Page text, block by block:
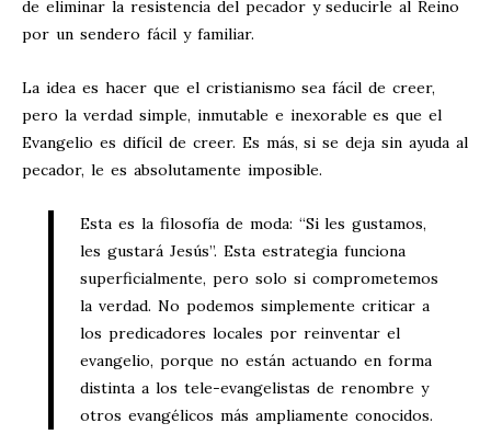
de eliminar la resistencia del pecador y seducirle al Reino
por un sendero fácil y familiar.
La idea es hacer que el cristianismo sea fácil de creer,
pero la verdad simple, inmutable e inexorable es que el
Evangelio es difícil de creer. Es más, si se deja sin ayuda al
pecador, le es absolutamente imposible.
Esta es la filosofía de moda: “Si les gustamos,
les gustará Jesús”. Esta estrategia funciona
superficialmente, pero solo si comprometemos
la verdad. No podemos simplemente criticar a
los predicadores locales por reinventar el
evangelio, porque no están actuando en forma
distinta a los tele-evangelistas de renombre y
otros evangélicos más ampliamente conocidos.